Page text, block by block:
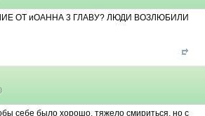
ОТ иОАННА 3 ГЛАВУ? ЛЮДИ ВОЗЛЮБИЛИ
себе было хорошо, тяжело смириться, но с